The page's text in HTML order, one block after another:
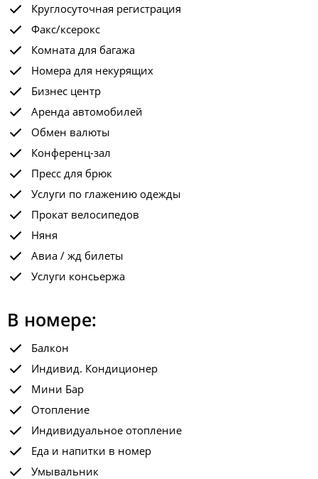
Круглосуточная регистрация
Факс/ксерокс
Комната для багажа
Номера для некурящих
Бизнес центр
Аренда автомобилей
Обмен валюты
Конференц-зал
Пресс для брюк
Услуги по глажению одежды
Прокат велосипедов
Няня
Авиа / жд билеты
Услуги консьержа
В номере:
Балкон
Индивид. Кондиционер
Мини Бар
Отопление
Индивидуальное отопление
Еда и напитки в номер
Умывальник